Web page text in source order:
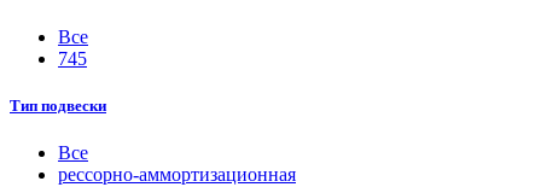
Все
745
Тип подвески
Все
рессорно-аммортизационная